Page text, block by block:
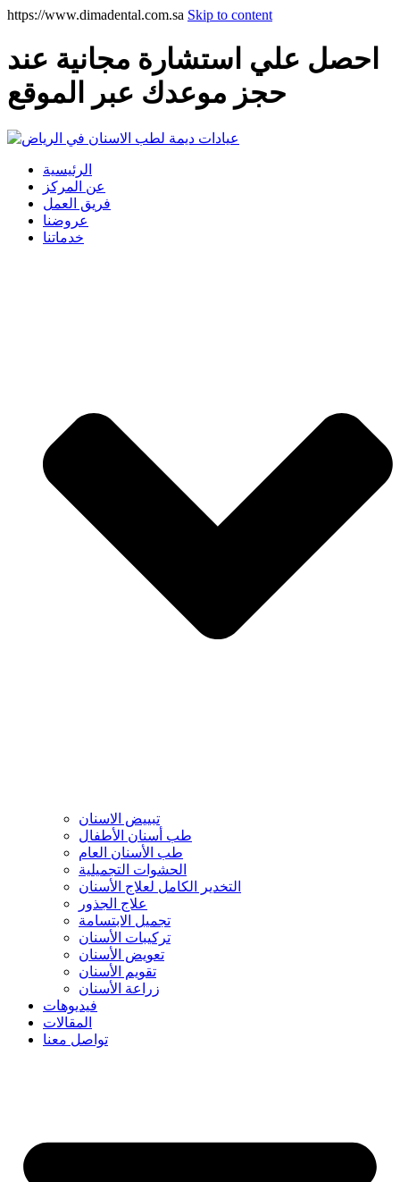
https://www.dimadental.com.sa Skip to content
احصل علي استشارة مجانية عند
حجز موعدك عبر الموقع
الرئيسية
عن المركز
فريق العمل
عروضنا
خدماتنا
تبييض الاسنان
طب أسنان الأطفال
طب الأسنان العام
الحشوات التجميلية
التخدير الكامل لعلاج الأسنان
علاج الجذور
تجميل الابتسامة
تركيبات الأسنان
تعويض الأسنان
تقويم الأسنان
زراعة الأسنان
فيديوهات
المقالات
تواصل معنا